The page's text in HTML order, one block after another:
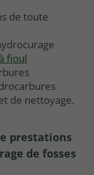
de toute
fioul
de nettoyage.
prestations
de fosses